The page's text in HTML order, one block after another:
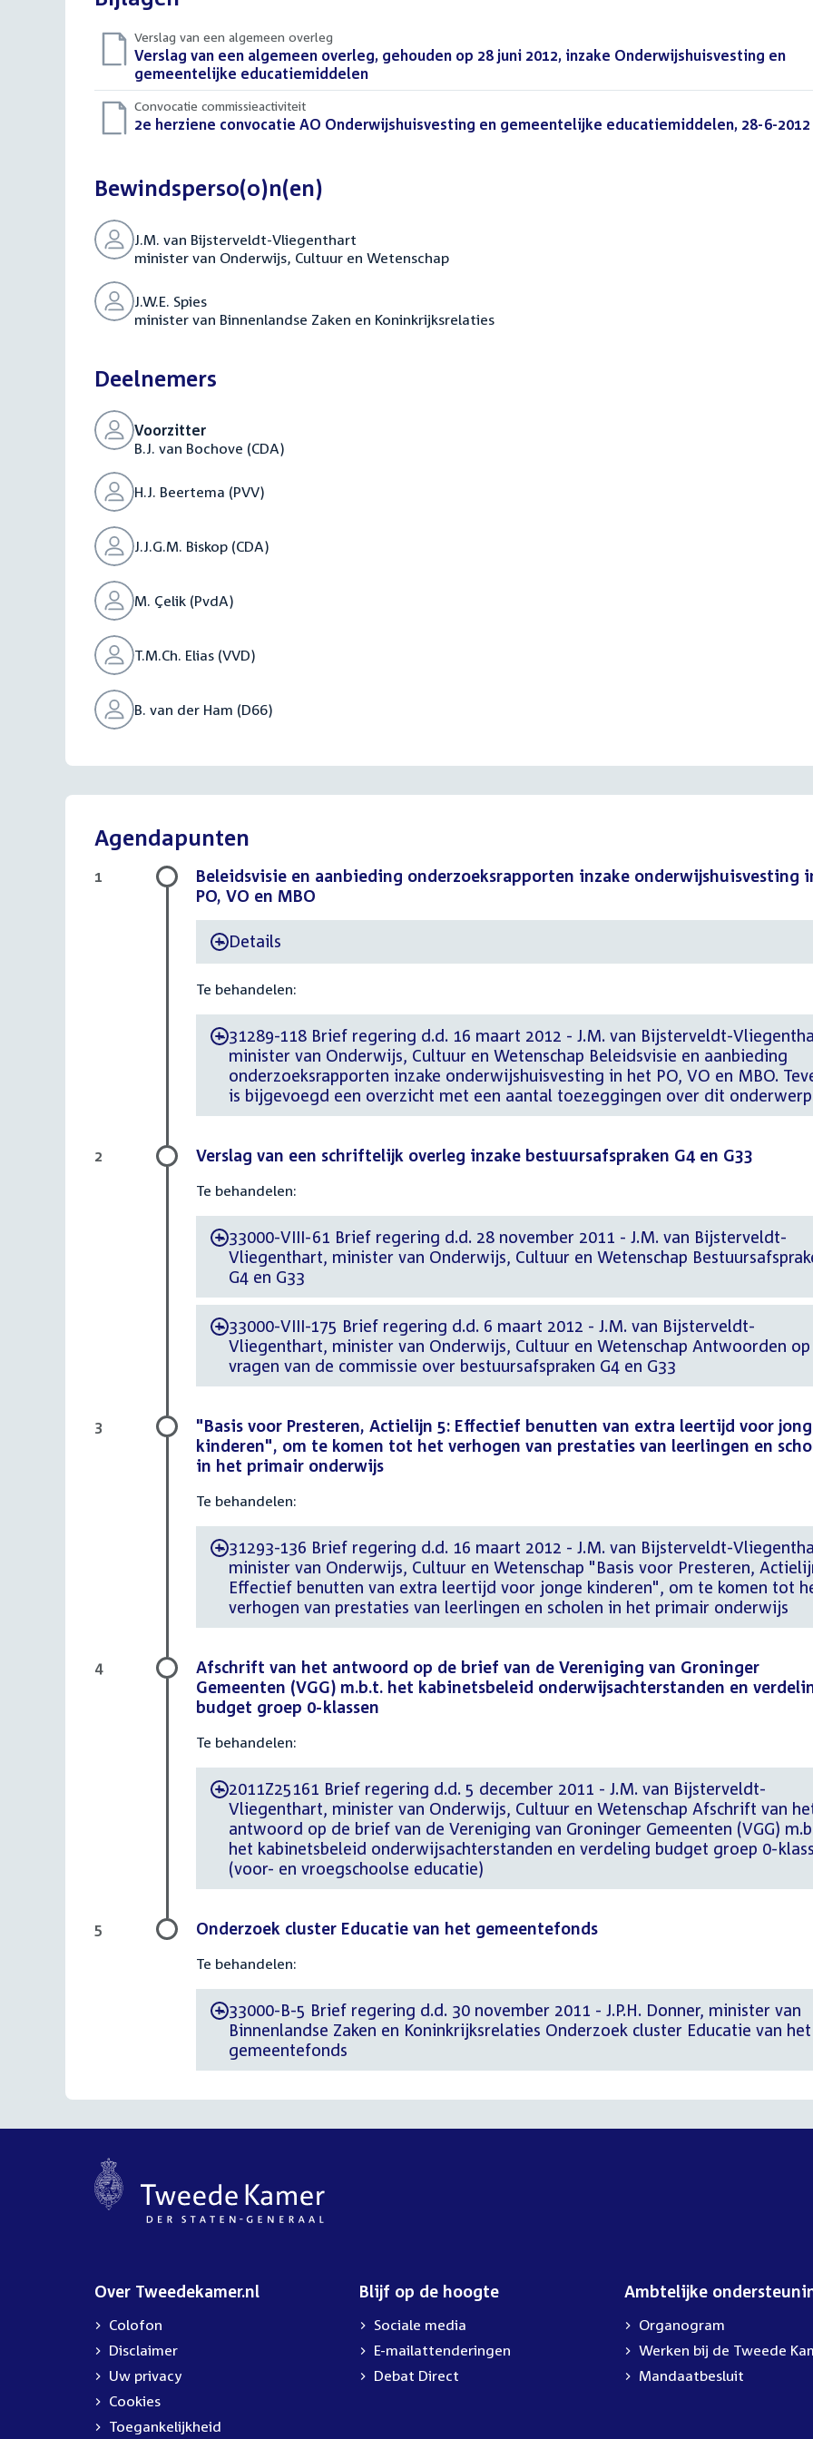
Verslag van een algemeen overleg
Download
bestand:
Verslag van een algemeen overleg, gehouden op 28 juni 2012, inzake Onderwijshuisvesting en
gemeentelijke educatiemiddelen
Convocatie commissieactiviteit
Download
2e herziene convocatie AO Onderwijshuisvesting en gemeentelijke educatiemiddelen, 28-6-2012
Bewindsperso(o)n(en)
J.M. van Bijsterveldt-Vliegenthart
minister van Onderwijs, Cultuur en Wetenschap
J.W.E. Spies
minister van Binnenlandse Zaken en Koninkrijksrelaties
Deelnemers
Voorzitter
B.J. van Bochove (CDA)
H.J. Beertema (PVV)
J.J.G.M. Biskop (CDA)
M. Çelik (PvdA)
T.M.Ch. Elias (VVD)
B. van der Ham (D66)
Agendapunten
Beleidsvisie en aanbieding onderzoeksrapporten inzake onderwijshuisvesting
PO, VO en MBO
- Details
Te behandelen:
-31289-118 Brief regering d.d. 16 maart 2012 - J.M. van Bijsterveldt-
minister van Onderwijs, Cultuur en Wetenschap Beleidsvisie en aanbieding
onderzoeksrapporten inzake onderwijshuisvesting in het PO, VO en MBO.
is bijgevoegd een overzicht met een aantal toezeggingen over dit
1
Verslag van een schriftelijk overleg inzake bestuursafspraken G4 en G33
Te behandelen:
-33000-VIII-61 Brief regering d.d. 28 november 2011 - J.M. van Bijsterveldt-
Vliegenthart, minister van Onderwijs, Cultuur en Wetenschap
G4 en G33
-33000-VIII-175 Brief regering d.d. 6 maart 2012 - J.M. van Bijsterveldt-
Vliegenthart, minister van Onderwijs, Cultuur en Wetenschap Antwoorden op
vragen van de commissie over bestuursafspraken G4 en G33
2
"Basis voor Presteren, Actielijn 5: Effectief benutten van extra leertijd voor
kinderen", om te komen tot het verhogen van prestaties van leerlingen en
in het primair onderwijs
Te behandelen:
-31293-136 Brief regering d.d. 16 maart 2012 - J.M. van Bijsterveldt-
minister van Onderwijs, Cultuur en Wetenschap "Basis voor Presteren,
Effectief benutten van extra leertijd voor jonge kinderen", om te komen tot
verhogen van prestaties van leerlingen en scholen in het primair onderwijs
3
Afschrift van het antwoord op de brief van de Vereniging van Groninger
Gemeenten (VGG) m.b.t. het kabinetsbeleid onderwijsachterstanden en
budget groep 0-klassen
Te behandelen:
-2011Z25161 Brief regering d.d. 5 december 2011 - J.M. van Bijsterveldt-
Vliegenthart, minister van Onderwijs, Cultuur en Wetenschap Afschrift van
antwoord op de brief van de Vereniging van Groninger Gemeenten (VGG)
het kabinetsbeleid onderwijsachterstanden en verdeling budget groep 0-
(voor- en vroegschoolse educatie)
4
Onderzoek cluster Educatie van het gemeentefonds
Te behandelen:
-33000-B-5 Brief regering d.d. 30 november 2011 - J.P.H. Donner, minister van
Binnenlandse Zaken en Koninkrijksrelaties Onderzoek cluster Educatie van het
gemeentefonds
5
Over Tweedekamer.nl
Colofon
Disclaimer
Uw privacy
Cookies
Toegankelijkheid
Blijf op de hoogte
Sociale media
E-mailattenderingen
Debat Direct
Ambtelijke
Organogram
External
link:
Werken bij de Tweede
Mandaatbesluit